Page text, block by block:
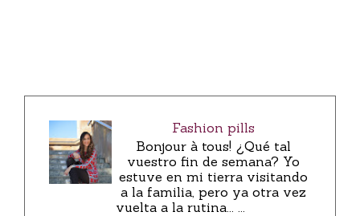
Fashion pills
Bonjour à tous! ¿Qué tal
vuestro fin de semana? Yo
estuve en mi tierra visitando
a la familia, pero ya otra vez
vuelta a la rutina... ...